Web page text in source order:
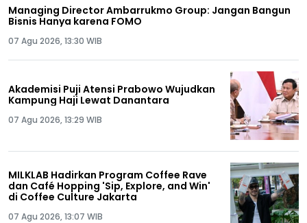
Managing Director Ambarrukmo Group: Jangan Bangun
Bisnis Hanya karena FOMO
07 Agu 2026, 13:30 WIB
Akademisi Puji Atensi Prabowo Wujudkan
Kampung Haji Lewat Danantara
07 Agu 2026, 13:29 WIB
MILKLAB Hadirkan Program Coffee Rave
dan Café Hopping 'Sip, Explore, and Win'
di Coffee Culture Jakarta
07 Agu 2026, 13:07 WIB